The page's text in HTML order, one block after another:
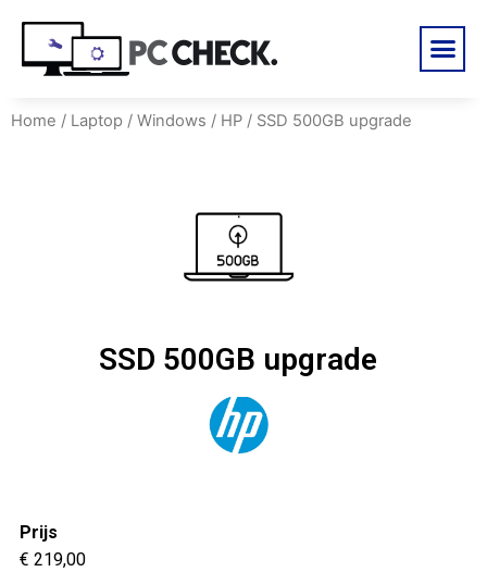
Home / Laptop / Windows / HP / SSD 500GB upgrade
SSD 500GB upgrade
Prijs
€ 219,00